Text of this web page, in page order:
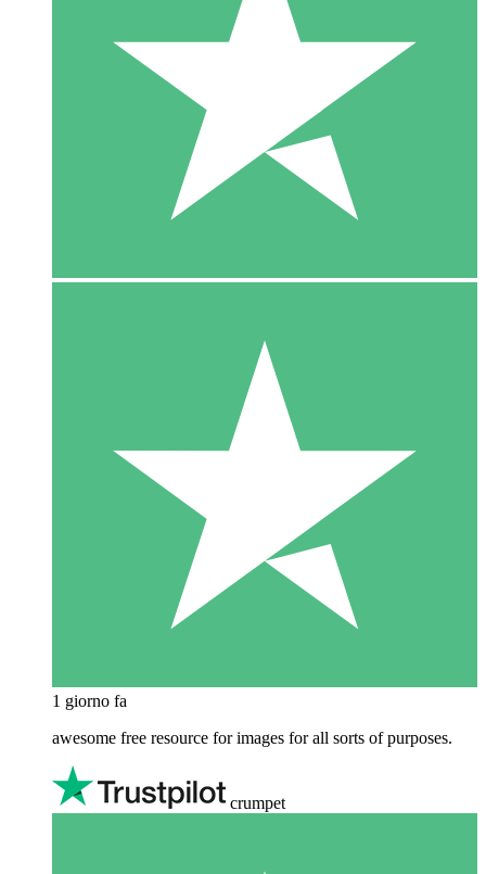
1 giorno fa
awesome free resource for images for all sorts of purposes.
crumpet